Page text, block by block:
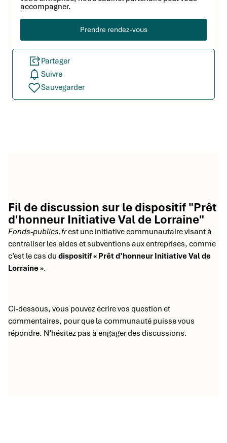
accompagner.
Prendre rendez-vous
Partager
Suivre
Sauvegarder
Fil de discussion sur le dispositif "Prêt
d'honneur Initiative Val de Lorraine"
Fonds-publics.frest une initiative communautaire visant à
centraliser les aides et subventions aux entreprises, comme
c’est le cas du dispositif « Prêt d’honneur Initiative Val de
Lorraine ».
Ci-dessous, vous pouvez écrire vos question et
commentaires, pour que la communauté puisse vous
répondre. N’hésitez pas à engager des discussions.